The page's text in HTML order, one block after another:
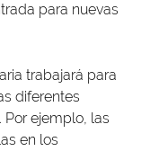
para nuevas
trabajará para
diferentes
ejemplo, las
en los